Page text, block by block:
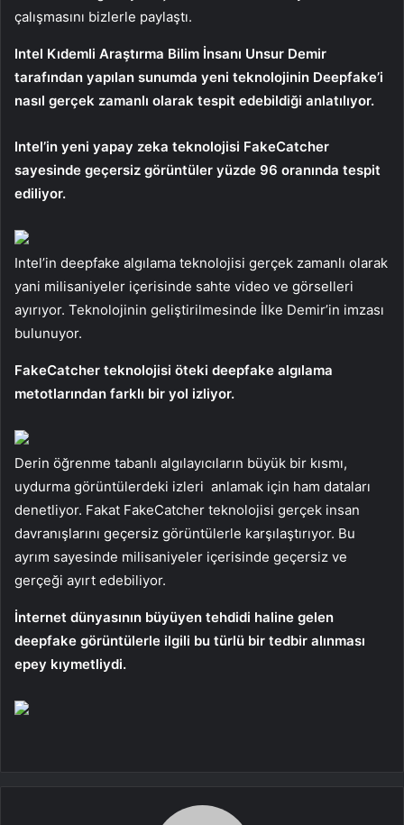
çalışmasını bizlerle paylaştı.
Intel Kıdemli Araştırma Bilim İnsanı Unsur Demir
tarafından yapılan sunumda yeni teknolojinin Deepfake’i
nasıl gerçek zamanlı olarak tespit edebildiği anlatılıyor.
Intel’in yeni yapay zeka teknolojisi FakeCatcher
sayesinde geçersiz görüntüler yüzde 96 oranında tespit
ediliyor.
Intel’in deepfake algılama teknolojisi gerçek zamanlı olarak
yani milisaniyeler içerisinde sahte video ve görselleri
ayırıyor. Teknolojinin geliştirilmesinde İlke Demir’in imzası
bulunuyor.
FakeCatcher teknolojisi öteki deepfake algılama
metotlarından farklı bir yol izliyor.
Derin öğrenme tabanlı algılayıcıların büyük bir kısmı,
uydurma görüntülerdeki izleri anlamak için ham dataları
denetliyor. Fakat FakeCatcher teknolojisi gerçek insan
davranışlarını geçersiz görüntülerle karşılaştırıyor. Bu
ayrım sayesinde milisaniyeler içerisinde geçersiz ve
gerçeği ayırt edebiliyor.
İnternet dünyasının büyüyen tehdidi haline gelen
deepfake görüntülerle ilgili bu türlü bir tedbir alınması
epey kıymetliydi.